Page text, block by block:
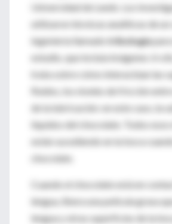
Universidad de Leeds. Los
utilizaron técnicas analíticas de un
ingeniería llamadotribologíapara
estudio, que incluía imágenes
in
trata sobre cómo interactúan las
fluidos, los niveles de fricción
de la lubricación: en este caso, la
líquidos del chocolate. Todos esos
están sucediendo en la boca
chocolate.
Cuando el chocolate está en
lengua, libera una película grasa
lengua y otras superficies de la